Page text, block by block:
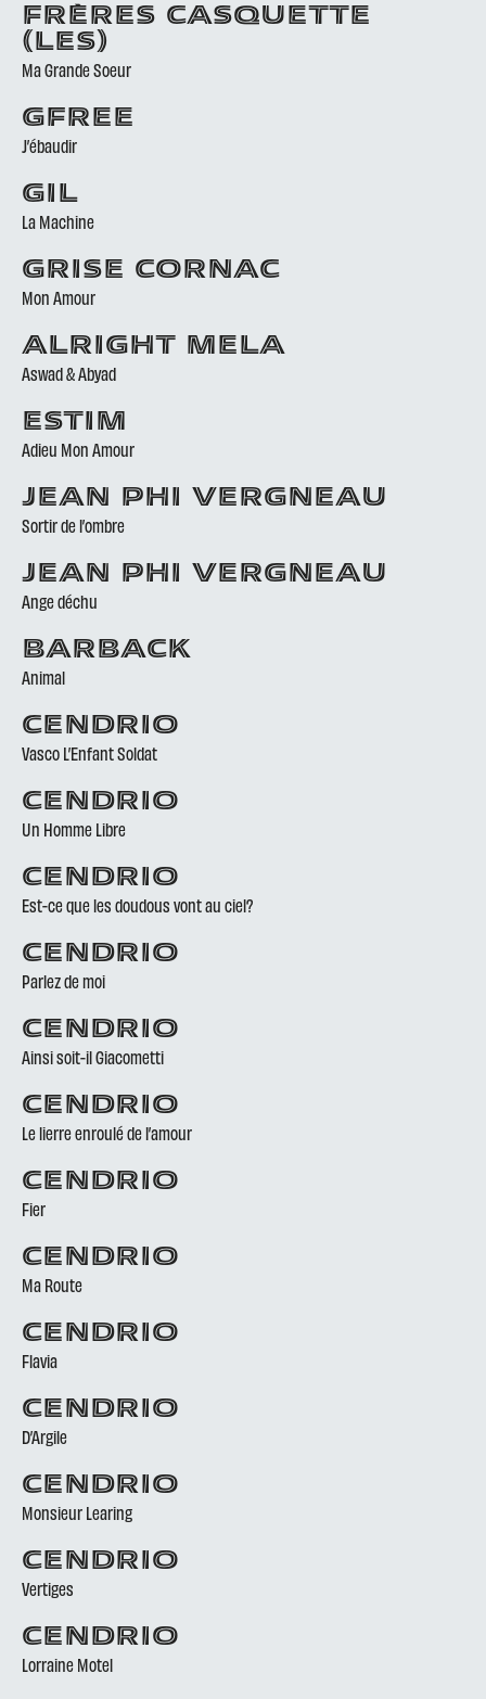
FRÈRES CASQUETTE
(LES)
Ma Grande Soeur
GFREE
J’ébaudir
GIL
La Machine
GRISE CORNAC
Mon Amour
ALRIGHT MELA
Aswad & Abyad
ESTIM
Adieu Mon Amour
JEAN PHI VERGNEAU
Sortir de l’ombre
JEAN PHI VERGNEAU
Ange déchu
BARBACK
Animal
CENDRIO
Vasco L’Enfant Soldat
CENDRIO
Un Homme Libre
CENDRIO
Est-ce que les doudous vont au ciel?
CENDRIO
Parlez de moi
CENDRIO
Ainsi soit-il Giacometti
CENDRIO
Le lierre enroulé de l’amour
CENDRIO
Fier
CENDRIO
Ma Route
CENDRIO
Flavia
CENDRIO
D’Argile
CENDRIO
Monsieur Learing
CENDRIO
Vertiges
CENDRIO
Lorraine Motel